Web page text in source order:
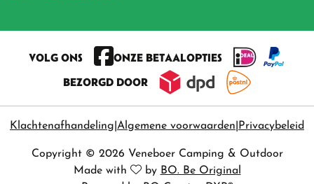
VOLG ONS
ONZE BETAALOPTIES
BEZORGD DOOR
Klachtenafhandeling Algemene voorwaarden Privacybeleid
Copyright © 2026 Veneboer Camping & Outdoor
Made with
by BO. Be Original